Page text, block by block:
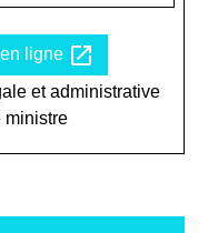
ligne open_in_new
et administrative
ministre